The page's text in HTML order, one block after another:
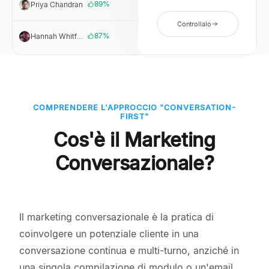
Priya Chandran 89%
Hannah Whitfield 87%
Controllalo
COMPRENDERE L'APPROCCIO "CONVERSATION-
FIRST"
Cos'è il Marketing
Conversazionale?
Il marketing conversazionale è la pratica di
coinvolgere un potenziale cliente in una
conversazione continua e multi-turno, anziché in